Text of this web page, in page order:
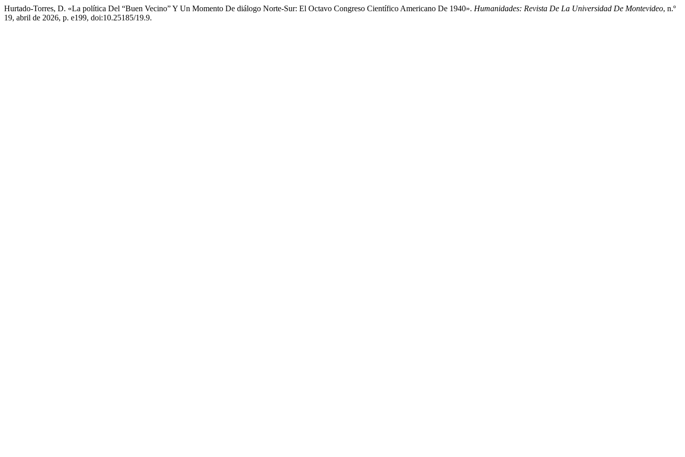
Hurtado-Torres, D. «La política Del “Buen Vecino” Y Un Momento De diálogo Norte-Sur: El Octavo Congreso Científico Americano De 1940». Humanidades: Revista De La Universidad De Montevideo, n.º
19, abril de 2026, p. e199, doi:10.25185/19.9.